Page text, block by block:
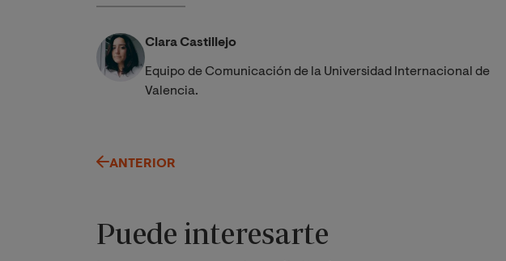
Clara Castillejo
Equipo de Comunicación de la Universidad Internacional de
Valencia.
ANTERIOR
Puede interesarte